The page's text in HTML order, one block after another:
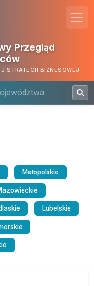
Przegląd
STRATEGII BIZNESOWEJ
Małopolskie
Lubelskie